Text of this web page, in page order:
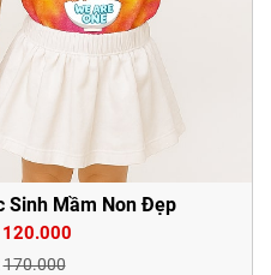
Sinh Mầm Non Đẹp
120.000
170.000